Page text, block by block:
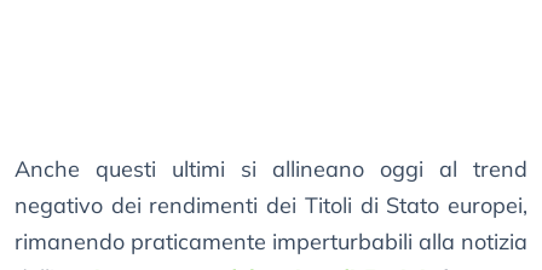
Anche questi ultimi si allineano oggi al trend
negativo dei rendimenti dei Titoli di Stato europei,
rimanendo praticamente imperturbabili alla notizia